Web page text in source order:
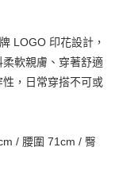
業銀行
業銀行
行
行
業銀行
LOGO 印花設計，
軟親膚、穿著舒適
，日常穿搭不可或
/ 腰圍 71cm / 臀